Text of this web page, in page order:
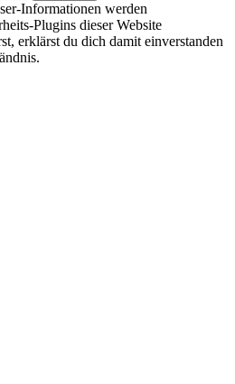
Informationen werden
Plugins dieser Website
erklärst du dich damit einverstanden